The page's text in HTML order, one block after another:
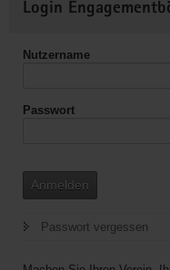
Informationen
Login
Nutzername
Passwort
Anmelden
Passwort vergessen